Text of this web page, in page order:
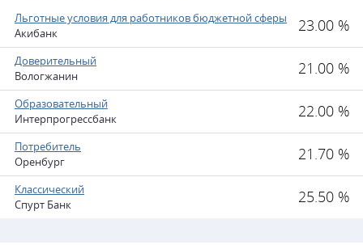
Льготные условия для работников бюджетной сферы
Акибанк
23.00 %
Доверительный
Вологжанин
21.00 %
Образовательный
Интерпрогрессбанк
22.00 %
Потребитель
Оренбург
21.70 %
Классический
Спурт Банк
25.50 %